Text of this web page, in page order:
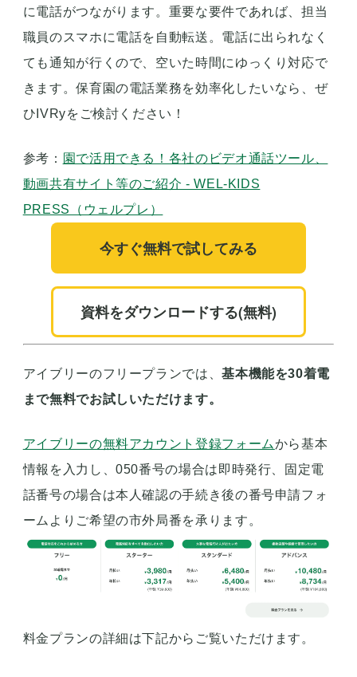
に電話がつながります。重要な要件であれば、担当
職員のスマホに電話を自動転送。電話に出られなく
ても通知が行くので、空いた時間にゆっくり対応で
きます。保育園の電話業務を効率化したいなら、ぜ
ひIVRyをご検討ください！
参考： 園で活用できる！各社のビデオ通話ツール、
動画共有サイト等のご紹介 - WEL-KIDS
PRESS（ウェルプレ）
今すぐ無料で試してみる
資料をダウンロードする(無料)
アイブリーのフリープランでは、基本機能を30着電
まで無料でお試しいただけます。
アイブリーの無料アカウント登録フォームから基本
情報を入力し、050番号の場合は即時発行、固定電
話番号の場合は本人確認の手続き後の番号申請フォ
ームよりご希望の市外局番を承ります。
料金プランの詳細は下記からご覧いただけます。